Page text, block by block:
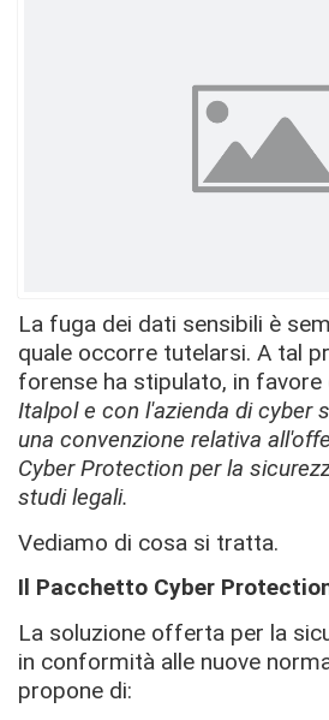
La fuga dei dati sensibili è
quale occorre tutelarsi. A tal
forense ha stipulato, in
Italpol e con l'azienda di cyber
una convenzione relativa
Cyber Protection per la
studi legali.
Vediamo di cosa si tratta.
Il Pacchetto Cyber
La soluzione offerta per la
in conformità alle nuove
propone di: